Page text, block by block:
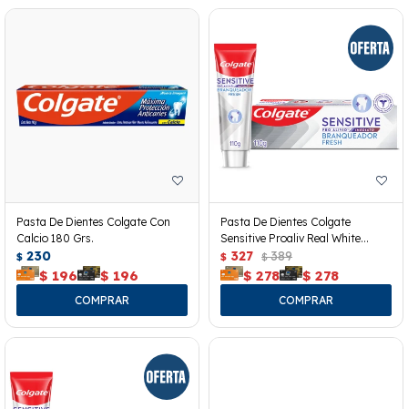
Pasta De Dientes Colgate Con
Calcio 180 Grs.
$ 230
$ 196 $ 196
Pasta De Dientes Colgate
Sensitive Proaliv Real White
110grs
$ 327 $ 389
$ 278 $ 278